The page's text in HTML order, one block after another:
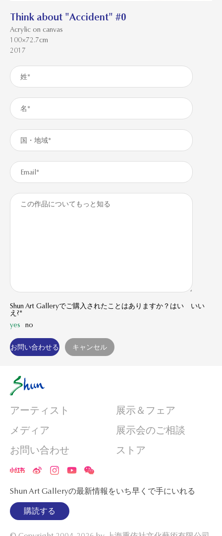
Think about "Accident" #0
Acrylic on canvas
100×72.7cm
2017
Shun Art Galleryでご購入されたことはありますか？はい いい
え?*
yes
no
アーティスト
展示＆フェア
メディア
展示会のご相談
お問い合わせ
ストア
Shun Art Galleryの最新情報をいち早くで手にいれる
購読する